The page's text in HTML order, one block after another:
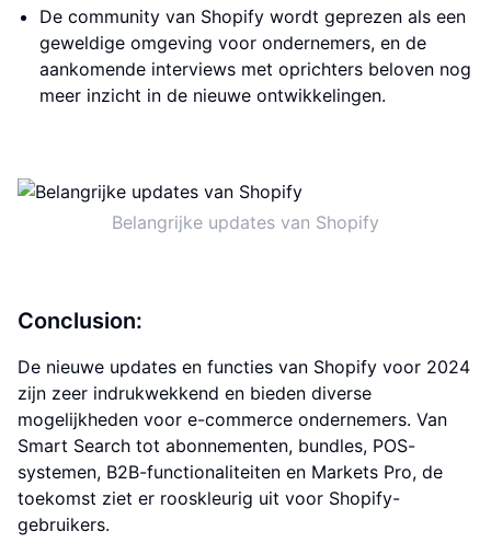
De community van Shopify wordt geprezen als een
geweldige omgeving voor ondernemers, en de
aankomende interviews met oprichters beloven nog
meer inzicht in de nieuwe ontwikkelingen.
Belangrijke updates van Shopify
Conclusion:
De nieuwe updates en functies van Shopify voor 2024
zijn zeer indrukwekkend en bieden diverse
mogelijkheden voor e-commerce ondernemers. Van
Smart Search tot abonnementen, bundles, POS-
systemen, B2B-functionaliteiten en Markets Pro, de
toekomst ziet er rooskleurig uit voor Shopify-
gebruikers.